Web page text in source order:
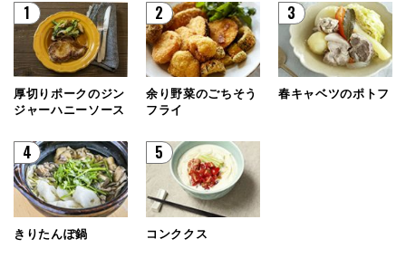
1
厚切りポークのジン
ジャーハニーソース
2
余り野菜のごちそう
フライ
3
春キャベツのポトフ
4
きりたんぽ鍋
5
コンククス